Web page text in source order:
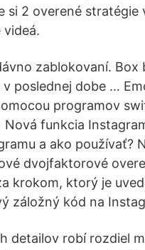
si 2 overené stratégie
zablokovaní. Box
poslednej dobe …
programov
funkcia
a ako používať?
dvojfaktorové
krokom, ktorý je
záložný kód na
detailov robí rozdiel